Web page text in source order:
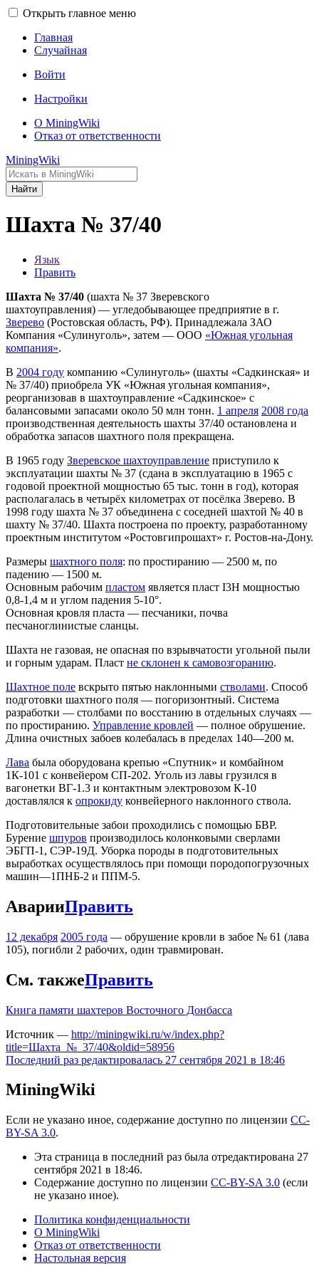
Открыть главное меню
Главная
Случайная
Войти
Настройки
О MiningWiki
Отказ от ответственности
MiningWiki
Найти
Шахта № 37/40
Язык
Править
Шахта № 37/40 (шахта № 37 Зверевского
шахтоуправления) — угледобывающее предприятие в г.
Зверево (Ростовская область, РФ). Принадлежала ЗАО
Компания «Сулинуголь», затем — ООО «Южная угольная
компания».
В 2004 году компанию «Сулинуголь» (шахты «Садкинская» и
№ 37/40) приобрела УК «Южная угольная компания»,
реорганизовав в шахтоуправление «Садкинское» с
балансовыми запасами около 50 млн тонн. 1 апреля 2008 года
производственная деятельность шахты 37/40 остановлена и
обработка запасов шахтного поля прекращена.
В 1965 году Зверевское шахтоуправление приступило к
эксплуатации шахты № 37 (сдана в эксплуатацию в 1965 с
годовой проектной мощностью 65 тыс. тонн в год), которая
располагалась в четырёх километрах от посёлка Зверево. В
1998 году шахта № 37 объединена с соседней шахтой № 40 в
шахту № 37/40. Шахта построена по проекту, разработанному
проектным институтом «Ростовгипрошахт» г. Ростов-на-Дону.
Размеры шахтного поля: по простиранию — 2500 м, по
падению — 1500 м.
Основным рабочим пластом является пласт I3Н мощностью
0,8-1,4 м и углом падения 5-10°.
Основная кровля пласта — песчаники, почва
песчаноглинистые сланцы.
Шахта не газовая, не опасная по взрывчатости угольной пыли
и горным ударам. Пласт не склонен к самовозгоранию.
Шахтное поле вскрыто пятью наклонными стволами. Способ
подготовки шахтного поля — погоризонтный. Система
разработки — столбами по восстанию в отдельных случаях —
по простиранию. Управление кровлей — полное обрушение.
Длина очистных забоев колебалась в пределах 140—200 м.
Лава была оборудована крепью «Спутник» и комбайном
1К-101 с конвейером СП-202. Уголь из лавы грузился в
вагонетки ВГ-1.3 и контактным электровозом К-10
доставлялся к опрокиду конвейерного наклонного ствола.
Подготовительные забои проходились с помощью БВР.
Бурение шпуров производилось колонковыми сверлами
ЭБГП-1, СЭР-19Д. Уборка породы в подготовительных
выработках осуществлялось при помощи породопогрузочных
машин—1ПНБ-2 и ППМ-5.
АварииПравить
12 декабря 2005 года — обрушение кровли в забое № 61 (лава
105), погибли 2 рабочих, один травмирован.
См. такжеПравить
Книга памяти шахтеров Восточного Донбасса
Источник — http://miningwiki.ru/w/index.php?
title=Шахта_№_37/40&oldid=58956
Последний раз редактировалась 27 сентября 2021 в 18:46
MiningWiki
Если не указано иное, содержание доступно по лицензии CC-
BY-SA 3.0.
Эта страница в последний раз была отредактирована 27
сентября 2021 в 18:46.
Содержание доступно по лицензии CC-BY-SA 3.0 (если
не указано иное).
Политика конфиденциальности
О MiningWiki
Отказ от ответственности
Настольная версия